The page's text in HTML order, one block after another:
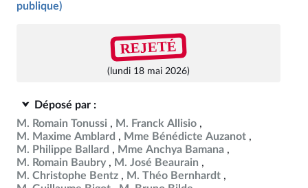
publique)
REJETÉ
(lundi 18 mai 2026)
Déposé par :
M. Romain Tonussi
M. Franck Allisio
M. Maxime Amblard
Mme Bénédicte Auzanot
M. Philippe Ballard
Mme Anchya Bamana
M. Romain Baubry
M. José Beaurain
M. Christophe Bentz
M. Théo Bernhardt